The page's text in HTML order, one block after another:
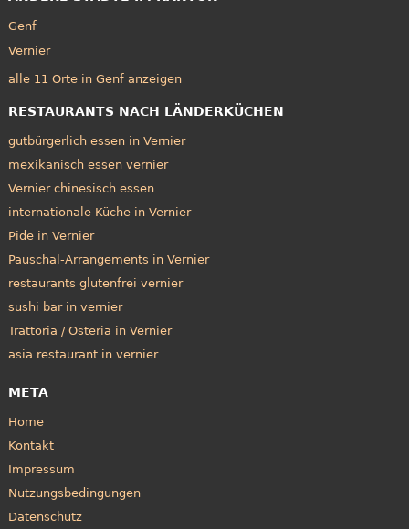
Genf
Vernier
alle 11 Orte in Genf anzeigen
RESTAURANTS NACH LÄNDERKÜCHEN
gutbürgerlich essen in Vernier
mexikanisch essen vernier
Vernier chinesisch essen
internationale Küche in Vernier
Pide in Vernier
Pauschal-Arrangements in Vernier
restaurants glutenfrei vernier
sushi bar in vernier
Trattoria / Osteria in Vernier
asia restaurant in vernier
META
Home
Kontakt
Impressum
Nutzungsbedingungen
Datenschutz